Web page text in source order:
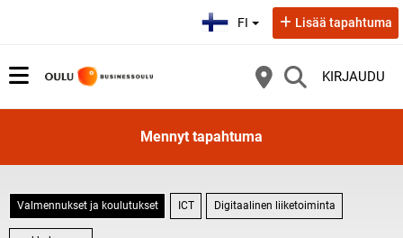
FI Lisää tapahtuma
KIRJAUDU
Mennyt tapahtuma
Valmennukset ja koulutukset ICT Digitaalinen liiketoiminta